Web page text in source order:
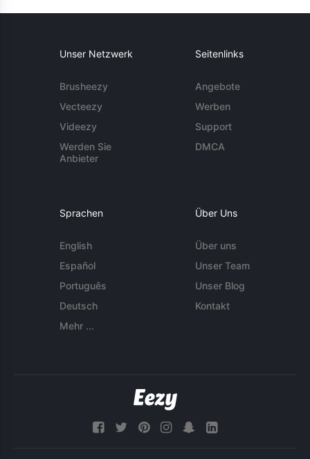
Unser Netzwerk
Brusheezy
Vecteezy
Videezy
Werden Sie
Anbieter
Seitenlinks
Angebote
Werben
Support
DMCA
Sprachen
English
Español
Português
Deutsch
Mehr ...
Über Uns
Über uns
Unser Team
Unser Blog
Kontakt